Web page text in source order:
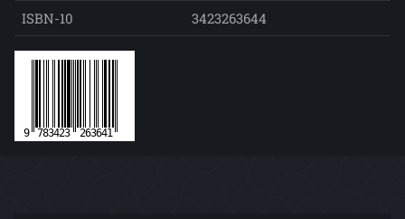
ISBN-10 3423263644